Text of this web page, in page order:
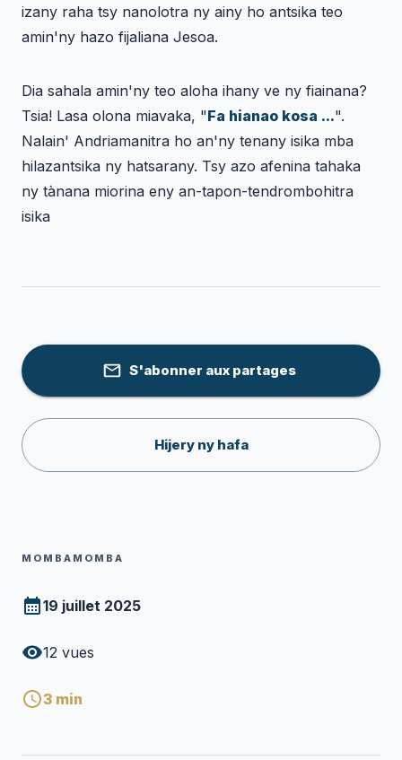
izany raha tsy nanolotra ny ainy ho antsika teo
amin'ny hazo fijaliana Jesoa.
Dia sahala amin'ny teo aloha ihany ve ny fiainana?
Tsia! Lasa olona miavaka, "Fa hianao kosa ...".
Nalain' Andriamanitra ho an'ny tenany isika mba
hilazantsika ny hatsarany. Tsy azo afenina tahaka
ny tànana miorina eny an-tapon-tendrombohitra
isika
S'abonner aux partages
Hijery ny hafa
MOMBAMOMBA
19 juillet 2025
12 vues
3 min